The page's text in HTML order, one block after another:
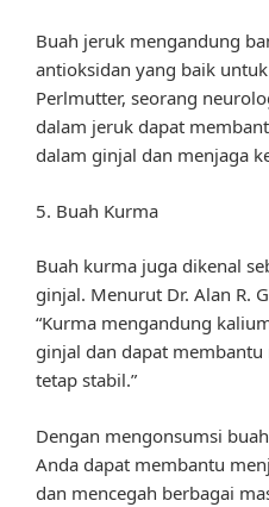
Buah jeruk mengandung
antioksidan yang baik
Perlmutter, seorang
dalam jeruk dapat
dalam ginjal dan menjaga
5. Buah Kurma
Buah kurma juga dikenal
ginjal. Menurut Dr. Alan R.
“Kurma mengandung
ginjal dan dapat
tetap stabil.”
Dengan mengonsumsi
Anda dapat membantu
dan mencegah berbagai